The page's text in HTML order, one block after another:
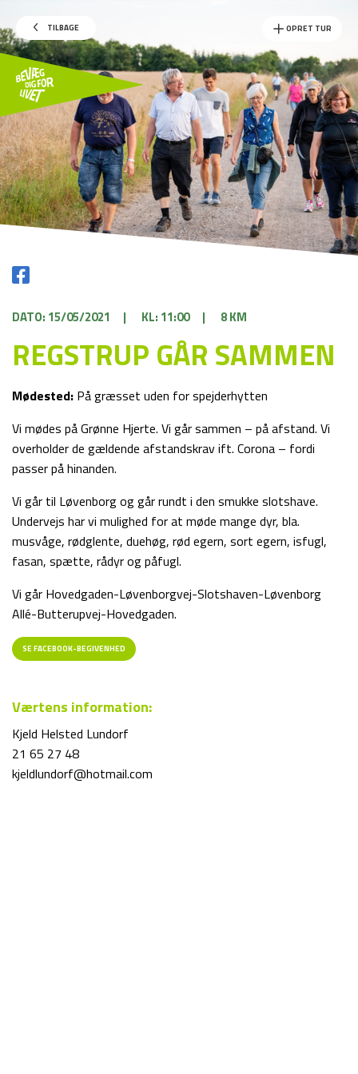
TILBAGE OPRET TUR
DATO: 15/05/2021 | KL: 11:00 | 8 KM
REGSTRUP GÅR SAMMEN
Mødested: På græsset uden for spejderhytten
Vi mødes på Grønne Hjerte. Vi går sammen – på afstand. Vi
overholder de gældende afstandskrav ift. Corona – fordi
passer på hinanden.
Vi går til Løvenborg og går rundt i den smukke slotshave.
Undervejs har vi mulighed for at møde mange dyr, bla.
musvåge, rødglente, duehøg, rød egern, sort egern, isfugl,
fasan, spætte, rådyr og påfugl.
Vi går Hovedgaden-Løvenborgvej-Slotshaven-Løvenborg
Allé-Butterupvej-Hovedgaden.
SE FACEBOOK-BEGIVENHED
Værtens information:
Kjeld Helsted Lundorf
21 65 27 48
kjeldlundorf@hotmail.com